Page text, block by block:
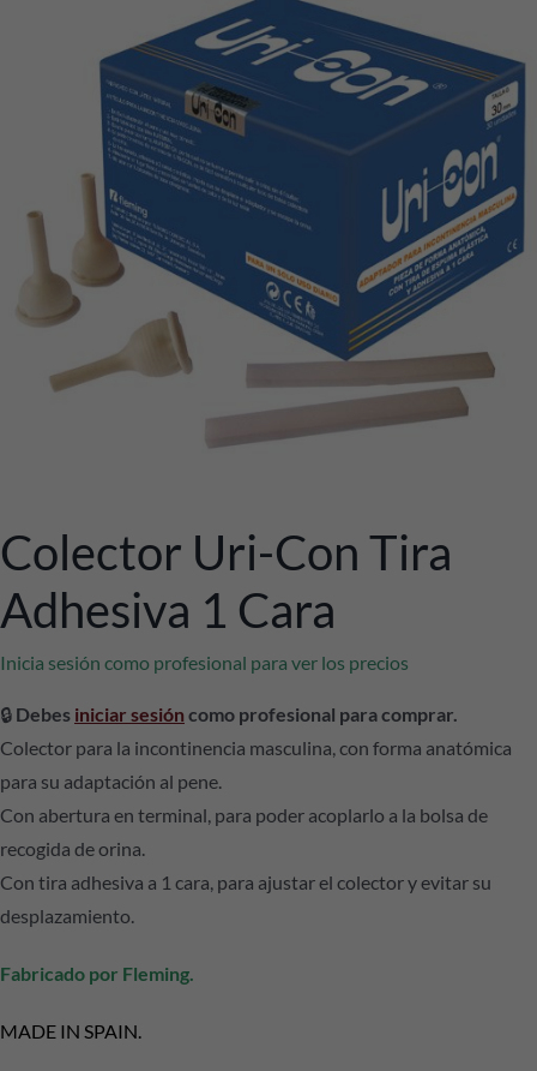
Colector Uri-Con Tira
Adhesiva 1 Cara
Inicia sesión como profesional para ver los precios
🔒 Debes iniciar sesión como profesional para comprar.
Colector para la incontinencia masculina, con forma anatómica
para su adaptación al pene.
Con abertura en terminal, para poder acoplarlo a la bolsa de
recogida de orina.
Con tira adhesiva a 1 cara, para ajustar el colector y evitar su
desplazamiento.
Fabricado por Fleming.
MADE IN SPAIN.